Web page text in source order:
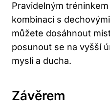
Pravidelným
kombinací s
můžete dosáhnout
posunout se na vyšší
mysli a ducha.
Závěrem